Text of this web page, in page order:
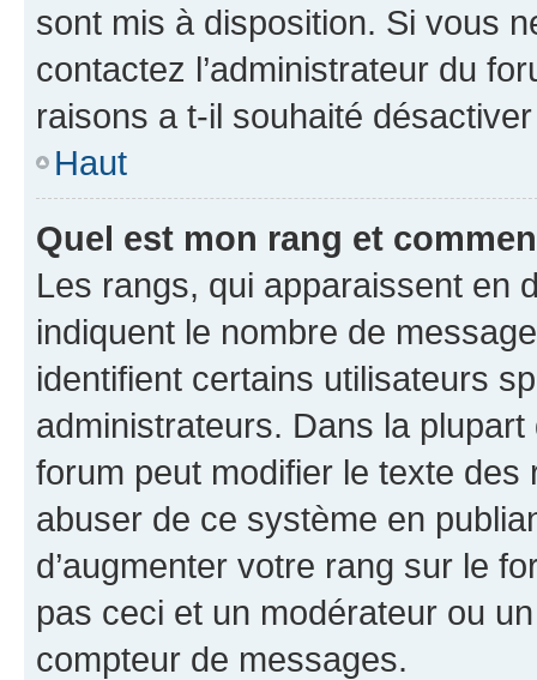
sont mis à disposition. Si vous
contactez l’administrateur du
raisons a t-il souhaité
Haut
Quel est mon rang et
Les rangs, qui apparaissent en
indiquent le nombre de
identifient certains utilisateurs
administrateurs. Dans la
forum peut modifier le texte
abuser de ce système en
d’augmenter votre rang sur le
pas ceci et un modérateur ou
compteur de messages.